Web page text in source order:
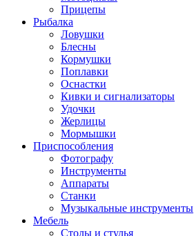
Прицепы
Рыбалка
Ловушки
Блесны
Кормушки
Поплавки
Оснастки
Кивки и сигнализаторы
Удочки
Жерлицы
Мормышки
Приспособления
Фотографу
Инструменты
Аппараты
Станки
Музыкальные инструменты
Мебель
Столы и стулья